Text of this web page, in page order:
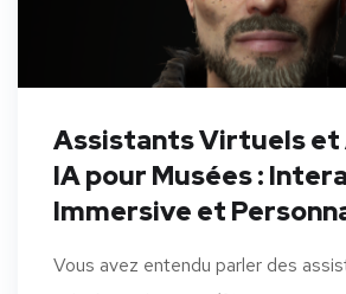
Assistants Virtuels et
IA pour Musées :
Immersive et
Vous avez entendu parler des